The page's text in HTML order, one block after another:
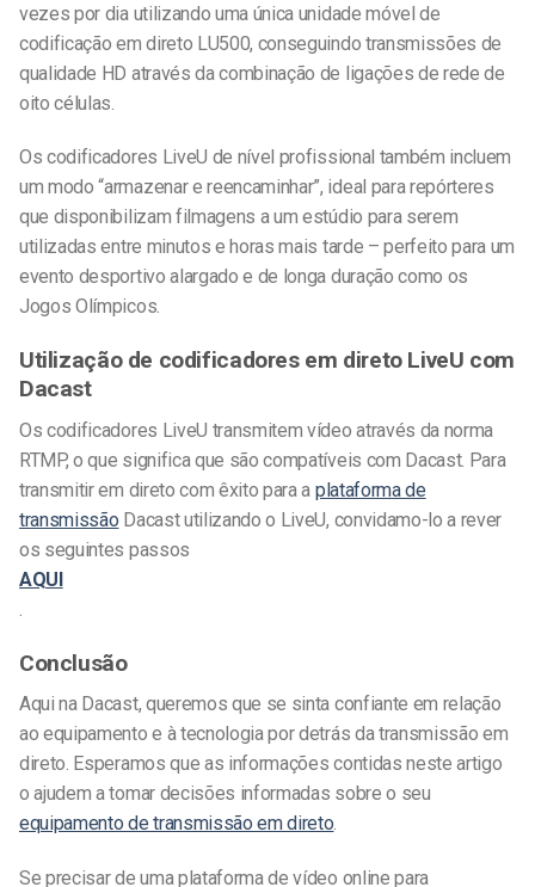
vezes por dia utilizando uma única unidade móvel de
codificação em direto LU500, conseguindo transmissões de
qualidade HD através da combinação de ligações de rede de
oito células.
Os codificadores LiveU de nível profissional também incluem
um modo “armazenar e reencaminhar”, ideal para repórteres
que disponibilizam filmagens a um estúdio para serem
utilizadas entre minutos e horas mais tarde – perfeito para um
evento desportivo alargado e de longa duração como os
Jogos Olímpicos.
Utilização de codificadores em direto LiveU com
Dacast
Os codificadores LiveU transmitem vídeo através da norma
RTMP, o que significa que são compatíveis com Dacast. Para
transmitir em direto com êxito para a plataforma de
transmissão Dacast utilizando o LiveU, convidamo-lo a rever
os seguintes passos
AQUI
Conclusão
Aqui na Dacast, queremos que se sinta confiante em relação
ao equipamento e à tecnologia por detrás da transmissão em
direto. Esperamos que as informações contidas neste artigo
o ajudem a tomar decisões informadas sobre o seu
equipamento de transmissão em direto.
Se precisar de uma plataforma de vídeo online para